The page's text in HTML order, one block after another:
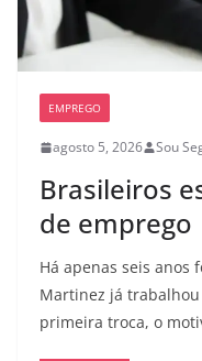
EMPREGO
agosto 5, 2026 Sou
Brasileiros
de emprego
Há apenas seis anos
Martinez já
primeira troca, o